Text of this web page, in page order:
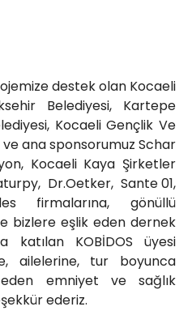
destek olan Kocaeli
Belediyesi, Kartepe
Kocaeli Gençlik Ve
ana sponsorumuz Schar
Kocaeli Kaya Şirketler
Dr.Oetker, Sante 01,
firmalarına, gönüllü
bizlere eşlik eden dernek
katılan KOBİDOS üyesi
ailelerine, tur boyunca
emniyet ve sağlık
ederiz.